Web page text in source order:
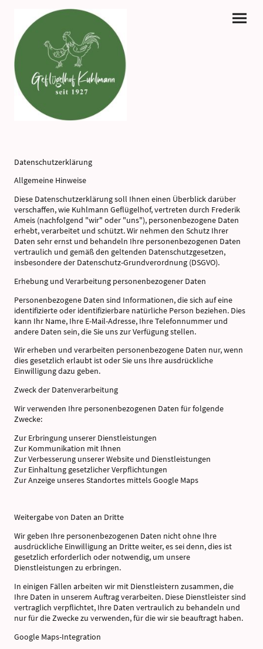
Datenschutzerklärung
Allgemeine Hinweise
Diese Datenschutzerklärung soll Ihnen einen Überblick darüber
verschaffen, wie Kuhlmann Geflügelhof, vertreten durch Frederik
Ameis (nachfolgend "wir" oder "uns"), personenbezogene Daten
erhebt, verarbeitet und schützt. Wir nehmen den Schutz Ihrer
Daten sehr ernst und behandeln Ihre personenbezogenen Daten
vertraulich und gemäß den geltenden Datenschutzgesetzen,
insbesondere der Datenschutz-Grundverordnung (DSGVO).
Erhebung und Verarbeitung personenbezogener Daten
Personenbezogene Daten sind Informationen, die sich auf eine
identifizierte oder identifizierbare natürliche Person beziehen. Dies
kann Ihr Name, Ihre E-Mail-Adresse, Ihre Telefonnummer und
andere Daten sein, die Sie uns zur Verfügung stellen.
Wir erheben und verarbeiten personenbezogene Daten nur, wenn
dies gesetzlich erlaubt ist oder Sie uns Ihre ausdrückliche
Einwilligung dazu geben.
Zweck der Datenverarbeitung
Wir verwenden Ihre personenbezogenen Daten für folgende
Zwecke:
Zur Erbringung unserer Dienstleistungen
Zur Kommunikation mit Ihnen
Zur Verbesserung unserer Website und Dienstleistungen
Zur Einhaltung gesetzlicher Verpflichtungen
Zur Anzeige unseres Standortes mittels Google Maps
Weitergabe von Daten an Dritte
Wir geben Ihre personenbezogenen Daten nicht ohne Ihre
ausdrückliche Einwilligung an Dritte weiter, es sei denn, dies ist
gesetzlich erforderlich oder notwendig, um unsere
Dienstleistungen zu erbringen.
In einigen Fällen arbeiten wir mit Dienstleistern zusammen, die
Ihre Daten in unserem Auftrag verarbeiten. Diese Dienstleister sind
vertraglich verpflichtet, Ihre Daten vertraulich zu behandeln und
nur für die Zwecke zu verwenden, für die wir sie beauftragt haben.
Google Maps-Integration